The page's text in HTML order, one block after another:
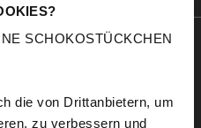
SCHOKOSTÜCKCHEN
die von Drittanbietern, um
zu verbessern und
Service
Échantillons de tissus